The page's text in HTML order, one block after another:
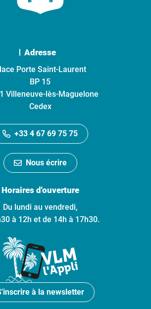
Adresse
Porte Saint-Laurent
BP 15
Villeneuve-lès-Maguelone
Cedex
+33 4 67 69 75 75
Nous écrire
Horaires d'ouverture
Du lundi au vendredi,
à 12h et de 14h à 17h30.
à la newsletter